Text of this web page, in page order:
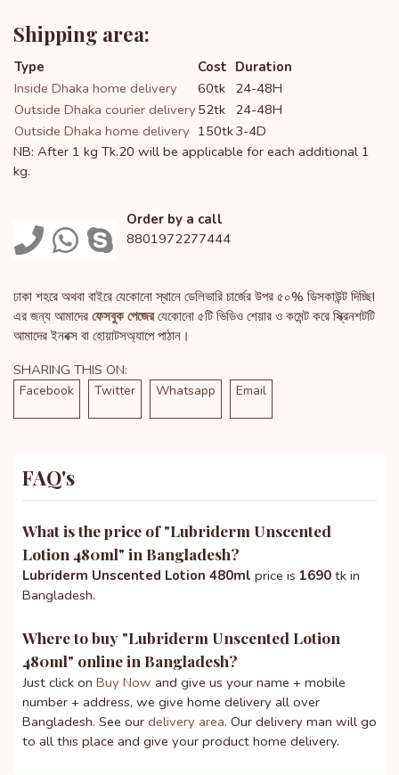
Shipping area:
Type Cost Duration
Inside Dhaka home delivery
60tk 24-48H
Outside Dhaka courier delivery52tk 24-48H
Outside Dhaka home delivery 150tk3-4D
NB: After 1 kg Tk.20 will be applicable for each additional 1
kg.
Order by a call
8801972277444
ঢাকা শহরে অথবা বাইরে যেকোনো স্থানে ডেলিভারি চার্জের উপর ৫০% ডিসকাউন্ট দিচ্ছি!
এর জন্য আমাদের ফেসবুক পেজেরযেকোনো ৫টি ভিডিও শেয়ার ও কমেন্ট করে স্ক্রিনশটটি
আমাদের ইনবক্স বা হোয়াটসঅ্যাপে পাঠান।
SHARING THIS ON:
Facebook Twitter Whatsapp Email
FAQ's
What is the price of "Lubriderm Unscented
Lotion 480ml" in Bangladesh?
Lubriderm Unscented Lotion 480ml price is 1690 tk in
Bangladesh.
Where to buy "Lubriderm Unscented Lotion
480ml" online in Bangladesh?
Just click on Buy Now and give us your name + mobile
number + address, we give home delivery all over
Bangladesh. See our delivery area. Our delivery man will go
to all this place and give your product home delivery.